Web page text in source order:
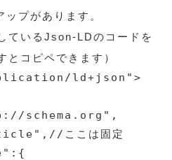
プがあります。
ているJson-LDのコードを
とコピペできます）
ld+json">
schema.org",
ここは固定